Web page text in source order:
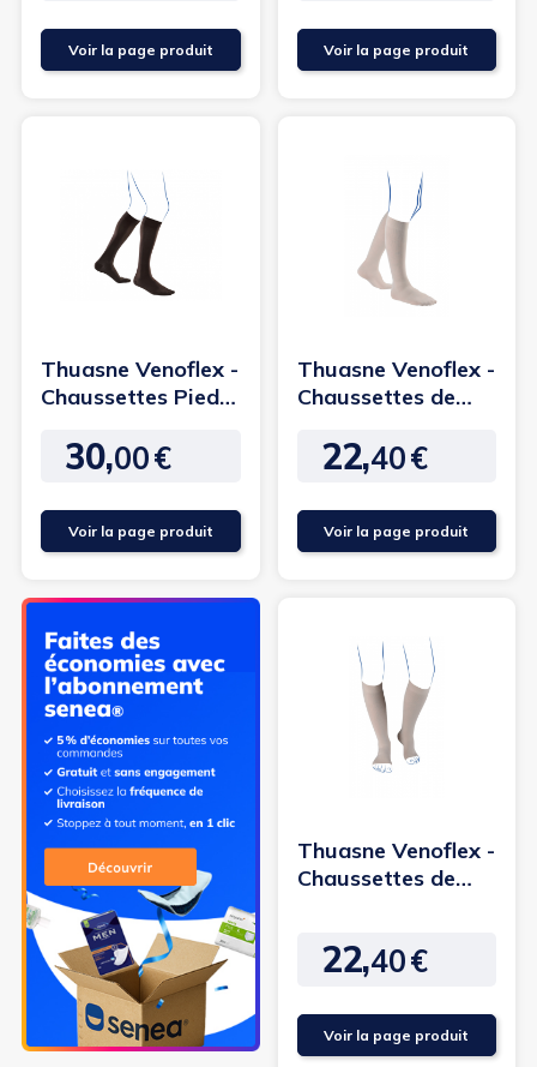
Voir la page produit Voir la page produit
Thuasne Venoflex -
Chaussettes Pieds
Confort...
Prix
30,00€
Voir la page produit
Thuasne Venoflex -
Chaussettes de
Elégance...
Prix
22,40€
Voir la page produit
Thuasne Venoflex -
Chaussettes de
Prix
22,40€
Voir la page produit